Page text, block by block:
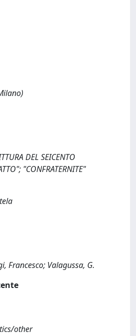
DEL SEICENTO
"CONFRATERNITE"
Francesco; Valagussa, G.
other